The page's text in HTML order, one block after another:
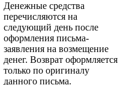
Денежные средства
перечисляются на
следующий день после
оформления письма-
заявления на возмещение
денег. Возврат оформляется
только по оригиналу
данного письма.